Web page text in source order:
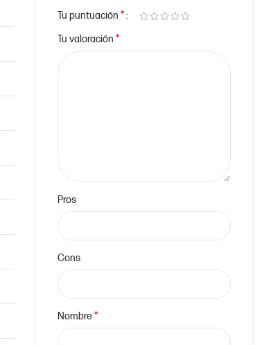
Tu puntuación *
Tu valoración *
Pros
Cons
Nombre*